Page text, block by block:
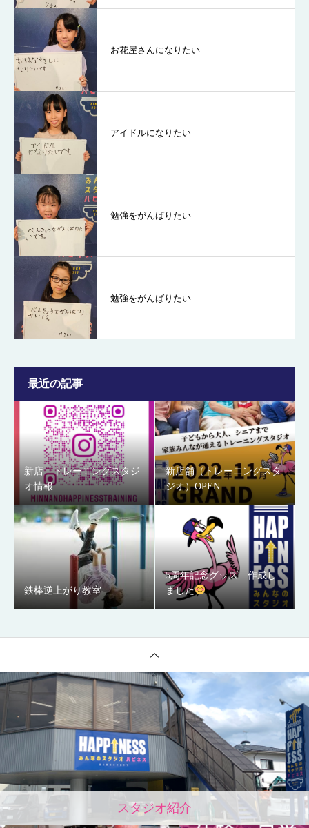
お花屋さんになりたい
アイドルになりたい
勉強をがんばりたい
勉強をがんばりたい
最近の記事
新店 トレーニングスタジ
オ情報
新店舗（トレーニングスタ
ジオ）OPEN
鉄棒逆上がり教室
5周年記念グッズ 作成し
ました
スタジオ紹介